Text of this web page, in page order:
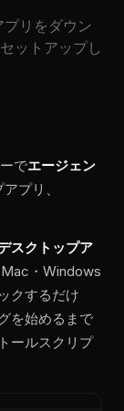
リをダウン
ットアップし
でエージェン
プリ、
スクトップア
・Windows
クするだけ
を始めるまで
ールスクリプ